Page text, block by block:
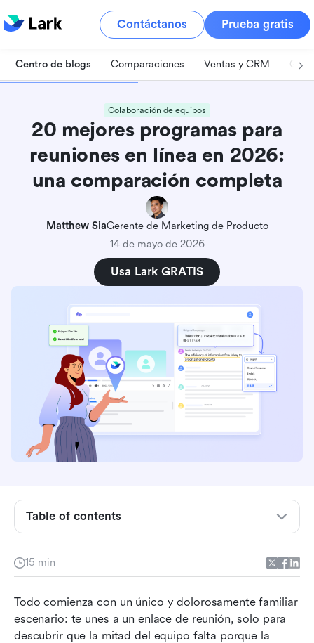
Contáctanos Prueba gratis
Centro de blogs Comparaciones Ventas y CRM
Colaboración de equipos
20 mejores programas para
reuniones en línea en 2026:
una comparación completa
Matthew SiaGerente de Marketing de Producto
14 de mayo de 2026
Usa Lark GRATIS
15 min
Todo comienza con un único y dolorosamente familiar
escenario: te unes a un enlace de reunión, solo para
descubrir que la mitad del equipo falta porque la
Table of contents
¿Qué son los programas de reuniones en línea?
2026
Otros programas de reuniones en línea